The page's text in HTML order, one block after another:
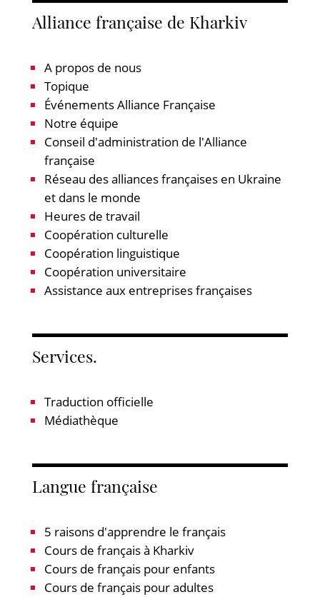
Alliance française de Kharkiv
A propos de nous
Topique
Événements Alliance Française
Notre équipe
Conseil d'administration de l'Alliance
française
Réseau des alliances françaises en Ukraine
et dans le monde
Heures de travail
Coopération culturelle
Coopération linguistique
Coopération universitaire
Assistance aux entreprises françaises
Services.
Traduction officielle
Médiathèque
Langue française
5 raisons d'apprendre le français
Cours de français à Kharkiv
Cours de français pour enfants
Cours de français pour adultes